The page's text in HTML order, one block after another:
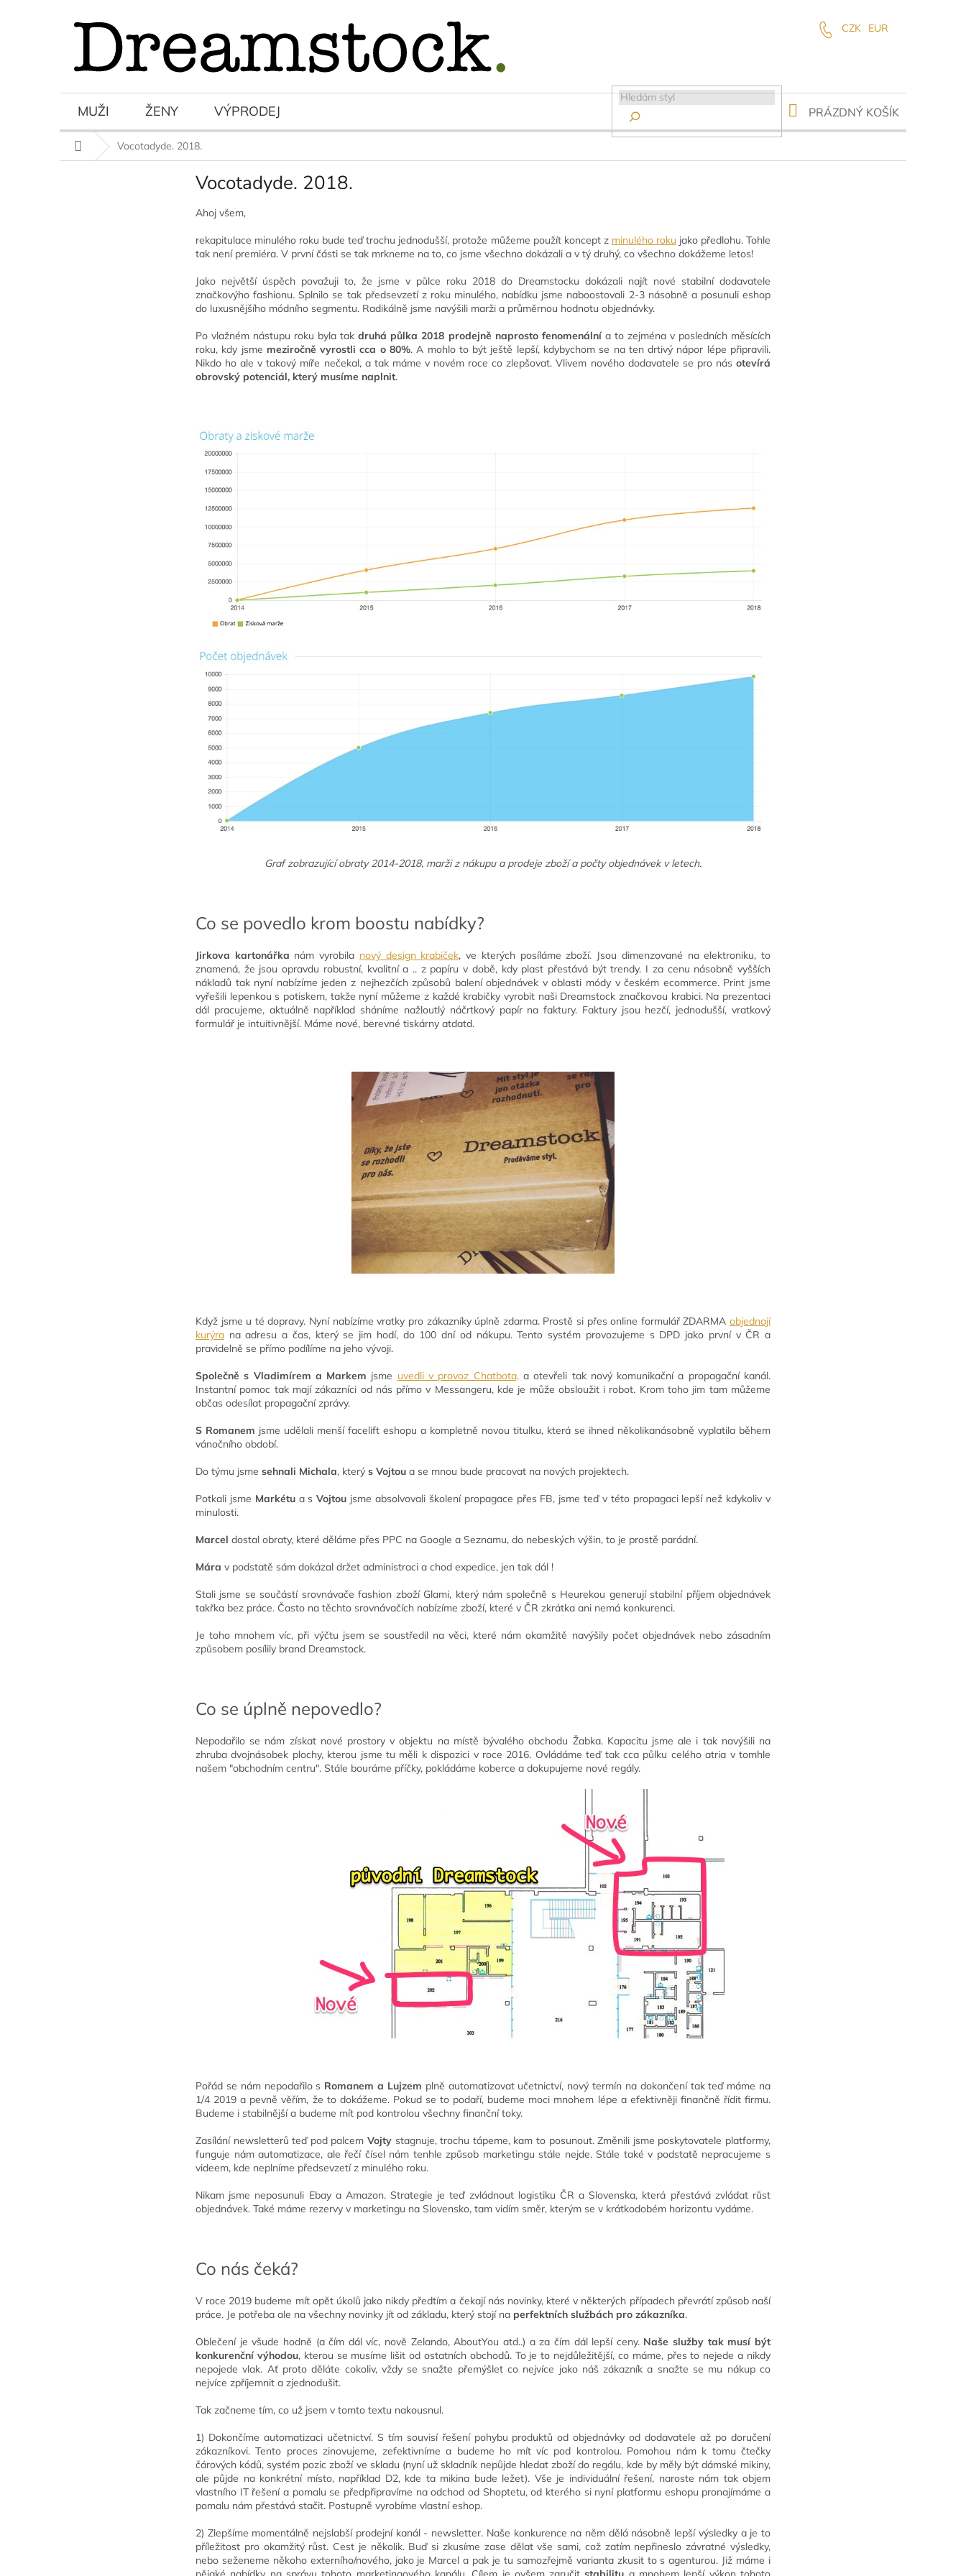
CZK EUR
MUŽI ŽENY VÝPRODEJ 
NÁKUPNÍ
KOŠÍK
PRÁZDNÝ KOŠÍK
Domů Vocotadyde. 2018.
Vocotadyde. 2018.
Ahoj všem,
rekapitulace minulého roku bude teď trochu jednodušší, protože můžeme použít koncept z minulého roku jako předlohu. Tohle
tak není premiéra. V první části se tak mrkneme na to, co jsme všechno dokázali a v tý druhý, co všechno dokážeme letos!
Jako největší úspěch považuji to, že jsme v půlce roku 2018 do Dreamstocku dokázali najít nové stabilní dodavatele
značkovýho fashionu. Splnilo se tak předsevzetí z roku minulého, nabídku jsme naboostovali 2-3 násobně a posunuli eshop
do luxusnějšího módního segmentu. Radikálně jsme navýšili marži a průměrnou hodnotu objednávky.
Po vlažném nástupu roku byla tak druhá půlka 2018 prodejně naprosto fenomenálnía to zejména v posledních měsících
roku, kdy jsme meziročně vyrostli cca o 80%. A mohlo to být ještě lepší, kdybychom se na ten drtivý nápor lépe připravili.
Nikdo ho ale v takový míře nečekal, a tak máme v novém roce co zlepšovat. Vlivem nového dodavatele se pro nás otevírá
obrovský potenciál, který musíme naplnit.
Graf zobrazující obraty 2014-2018, marži z nákupu a prodeje zboží a počty objednávek v letech.
Co se povedlo krom boostu nabídky?
Jirkova kartonářka nám vyrobila nový design krabiček, ve kterých posíláme zboží. Jsou dimenzované na elektroniku, to
znamená, že jsou opravdu robustní, kvalitní a .. z papíru v době, kdy plast přestává být trendy. I za cenu násobně vyšších
nákladů tak nyní nabízíme jeden z nejhezčích způsobů balení objednávek v oblasti módy v českém ecommerce. Print jsme
vyřešili lepenkou s potiskem, takže nyní můžeme z každé krabičky vyrobit naši Dreamstock značkovou krabici. Na prezentaci
dál pracujeme, aktuálně například sháníme nažloutlý náčrtkový papír na faktury. Faktury jsou hezčí, jednodušší, vratkový
formulář je intuitivnější. Máme nové, berevné tiskárny atdatd.
Když jsme u té dopravy. Nyní nabízíme vratky pro zákazníky úplně zdarma. Prostě si přes online formulář ZDARMA objednají
kurýra na adresu a čas, který se jim hodí, do 100 dní od nákupu. Tento systém provozujeme s DPD jako první v ČR a
pravidelně se přímo podílíme na jeho vývoji.
Společně s Vladimírem a Markem jsme uvedli v provoz Chatbota,a otevřeli tak nový komunikační a propagační kanál.
Instantní pomoc tak mají zákazníci od nás přímo v Messangeru, kde je může obsloužit i robot. Krom toho jim tam můžeme
občas odesílat propagační zprávy.
S Romanem jsme udělali menší facelift eshopu a kompletně novou titulku, která se ihned několikanásobně vyplatila během
vánočního období.
Do týmu jsme sehnali Michala, který s Vojtou a se mnou bude pracovat na nových projektech.
Potkali jsme Markétua sVojtou jsme absolvovali školení propagace přes FB, jsme teď v této propagaci lepší než kdykoliv v
minulosti.
Marcel dostal obraty, které děláme přes PPC na Google a Seznamu, do nebeských výšin, to je prostě parádní.
Mára v podstatě sám dokázal držet administraci a chod expedice, jen tak dál !
Stali jsme se součástí srovnávače fashion zboží Glami, který nám společně s Heurekou generují stabilní příjem objednávek
takřka bez práce. Často na těchto srovnávačích nabízíme zboží, které v ČR zkrátka ani nemá konkurenci.
Je toho mnohem víc, při výčtu jsem se soustředil na věci, které nám okamžitě navýšily počet objednávek nebo zásadním
způsobem posílily brand Dreamstock.
Co se úplně nepovedlo?
Nepodařilo se nám získat nové prostory v objektu na místě bývalého obchodu Žabka. Kapacitu jsme ale i tak navýšili na
zhruba dvojnásobek plochy, kterou jsme tu měli k dispozici v roce 2016. Ovládáme teď tak cca půlku celého atria v tomhle
našem "obchodním centru". Stále bouráme příčky, pokládáme koberce a dokupujeme nové regály.
Pořád se nám nepodařilo s Romanem a Lujzem plně automatizovat učetnictví, nový termín na dokončení tak teď máme na
1/4 2019 a pevně věřím, že to dokážeme. Pokud se to podaří, budeme moci mnohem lépe a efektivněji finančně řídit firmu.
Budeme i stabilnější a budeme mít pod kontrolou všechny finanční toky.
Zasílání newsletterů teď pod palcem Vojty stagnuje, trochu tápeme, kam to posunout. Změnili jsme poskytovatele platformy,
funguje nám automatizace, ale řečí čísel nám tenhle způsob marketingu stále nejde. Stále také v podstatě nepracujeme s
videem, kde neplníme předsevzetí z minulého roku.
Nikam jsme neposunuli Ebay a Amazon. Strategie je teď zvládnout logistiku ČR a Slovenska, která přestává zvládat růst
objednávek. Také máme rezervy v marketingu na Slovensko, tam vidím směr, kterým se v krátkodobém horizontu vydáme.
Co nás čeká?
V roce 2019 budeme mít opět úkolů jako nikdy předtím a čekají nás novinky, které v některých případech převrátí způsob naší
práce. Je potřeba ale na všechny novinky jít od základu, který stojí na perfektních službách pro zákazníka.
Oblečení je všude hodně (a čím dál víc, nově Zelando, AboutYou atd..) a za čím dál lepší ceny. Naše služby tak musí být
konkurenční výhodou, kterou se musíme lišit od ostatních obchodů. To je to nejdůležitější, co máme, přes to nejede a nikdy
nepojede vlak. Ať proto děláte cokoliv, vždy se snažte přemýšlet co nejvíce jako náš zákazník a snažte se mu nákup co
nejvíce zpříjemnit a zjednodušit.
Tak začneme tím, co už jsem v tomto textu nakousnul.
1) Dokončíme automatizaci učetnictví. S tím souvisí řešení pohybu produktů od objednávky od dodavatele až po doručení
zákazníkovi. Tento proces zinovujeme, zefektivníme a budeme ho mít víc pod kontrolou. Pomohou nám k tomu čtečky
čárových kódů, systém pozic zboží ve skladu (nyní už skladník nepůjde hledat zboží do regálu, kde by měly být dámské mikiny,
ale půjde na konkrétní místo, například D2, kde ta mikina bude ležet). Vše je individuální řešení, naroste nám tak objem
vlastního IT řešení a pomalu se předpřipravíme na odchod od Shoptetu, od kterého si nyní platformu eshopu pronajímáme a
pomalu nám přestává stačit. Postupně vyrobíme vlastní eshop.
2) Zlepšíme momentálně nejslabší prodejní kanál - newsletter. Naše konkurence na něm dělá násobně lepší výsledky a je to
příležitost pro okamžitý růst. Cest je několik. Buď si zkusíme zase dělat vše sami, což zatím nepřineslo závratné výsledky,
nebo seženeme někoho externího/nového, jako je Marcel a pak je tu samozřejmě varianta zkusit to s agenturou. Již máme i